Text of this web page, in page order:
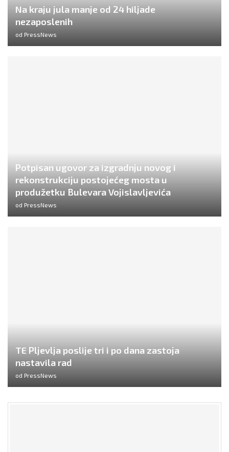
Na kraju jula manje od 24 hiljade
nezaposlenih
od PressNews
Potpisan ugovor za izgradnju novog i
rekonstrukciju postojećeg mosta u
produžetku Bulevara Vojislavljevića
od PressNews
TE Pljevlja poslije tri i po dana zastoja
nastavila rad
od PressNews